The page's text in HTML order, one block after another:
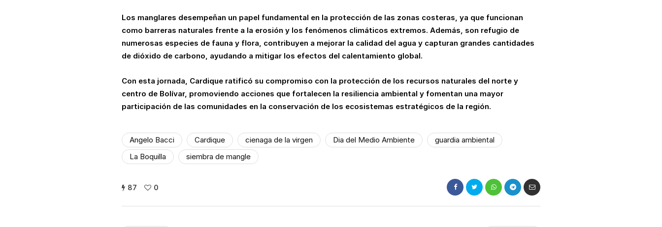
Los manglares desempeñan un papel fundamental en la protección de las zonas costeras, ya que funcionan
como barreras naturales frente a la erosión y los fenómenos climáticos extremos. Además, son refugio de
numerosas especies de fauna y flora, contribuyen a mejorar la calidad del agua y capturan grandes cantidades
de dióxido de carbono, ayudando a mitigar los efectos del calentamiento global.
Con esta jornada, Cardique ratificó su compromiso con la protección de los recursos naturales del norte y
centro de Bolívar, promoviendo acciones que fortalecen la resiliencia ambiental y fomentan una mayor
participación de las comunidades en la conservación de los ecosistemas estratégicos de la región.
Angelo Bacci Cardique cienaga de la virgen Dia del Medio Ambiente
guardia ambiental
La Boquilla
siembra de mangle
87 0